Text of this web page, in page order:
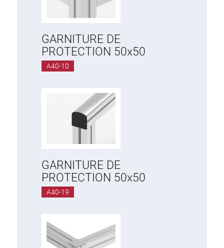
GARNITURE DE
PROTECTION 50x50
A40-10
GARNITURE DE
PROTECTION 50x50
A40-19